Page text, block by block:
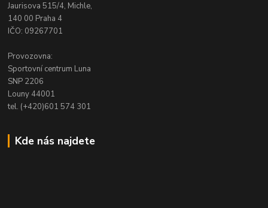
Jaurisova 515/4, Michle,
140 00 Praha 4
IČO: 09267701
Provozovna:
Sportovní centrum Luna
SNP 2206
Louny 44001
tel. (+420)601 574 301
Kde nás najdete